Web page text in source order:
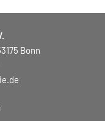
Bonn